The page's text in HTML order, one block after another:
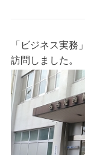
「ビジネス実
訪問しました。